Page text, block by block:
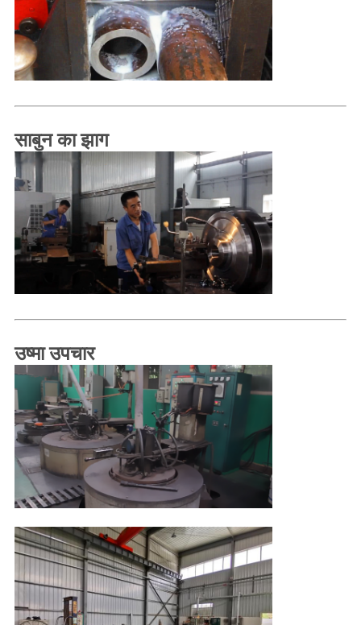
गुणवत्ता
नियंत्रण
संपर्क
करें
समाचार
मामलों
उद्धरण
का
अनुरोध
करें
साइटमैप
PRIVACY
POLICY
साबुन का झाग
उष्मा उपचार